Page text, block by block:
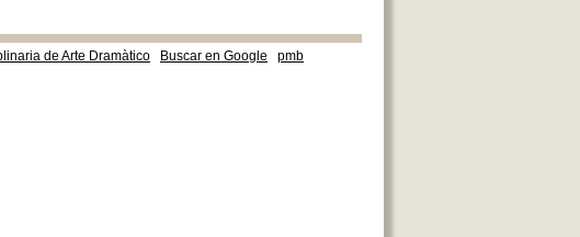
de Arte Dramàtico Buscar en Google pmb